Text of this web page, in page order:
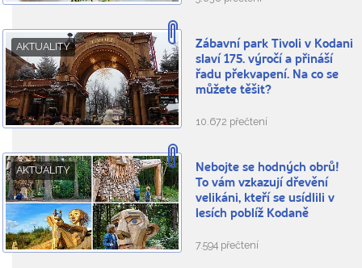
AKTUALITY
Zábavní park Tivoli v Kodani
slaví 175. výročí a přináší
řadu překvapení. Na co se
můžete těšit?
10.672 přečtení
AKTUALITY
Nebojte se hodných obrů!
To vám vzkazují dřevění
velikáni, kteří se usídlili v
lesích poblíž Kodaně
7.594 přečtení